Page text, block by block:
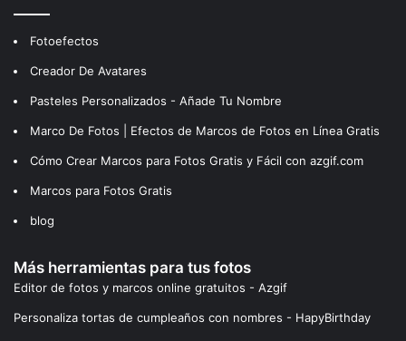
Fotoefectos
Creador De Avatares
Pasteles Personalizados - Añade Tu Nombre
Marco De Fotos | Efectos de Marcos de Fotos en Línea Gratis
Cómo Crear Marcos para Fotos Gratis y Fácil con azgif.com
Marcos para Fotos Gratis
blog
Más herramientas para tus fotos
Editor de fotos y marcos online gratuitos - Azgif
Personaliza tortas de cumpleaños con nombres - HapyBirthday